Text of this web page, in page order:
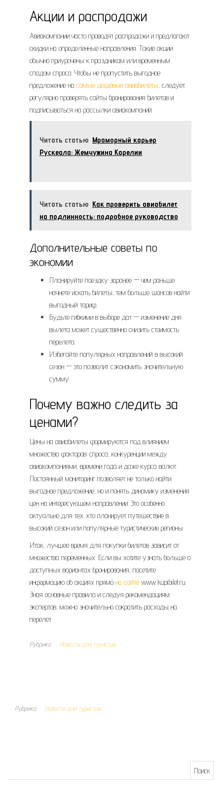
Акции и распродажи
Авиакомпании часто проводят распродажи и предлагают
скидки на определенные направления. Такие акции
обычно приурочены к праздникам или временным
спадом спроса. Чтобы не пропустить выгодное
предложение на самые дешёвые авиабилеты, следует
регулярно проверять сайты бронирования билетов и
подписываться на рассылки авиакомпаний.
Читать статью Мраморный карьер
Рускеала: Жемчужина Карелии
Читать статью Как проверить авиабилет
на подлинность: подробное руководство
Дополнительные советы по
экономии
Планируйте поездку заранее — чем раньше
начнете искать билеты, тем больше шансов найти
выгодный тариф.
Будьте гибкими в выборе дат — изменение дня
вылета может существенно снизить стоимость
перелета.
Избегайте популярных направлений в высокий
сезон — это позволит сэкономить значительную
сумму.
Почему важно следить за
ценами?
Цены на авиабилеты формируются под влиянием
множества факторов: спроса, конкуренции между
авиакомпаниями, времени года и даже курса валют.
Постоянный мониторинг позволяет не только найти
выгодное предложение, но и понять динамику изменения
цен на интересующем направлении. Это особенно
актуально для тех, кто планирует путешествие в
высокий сезон или популярные туристические регионы.
Итак, лучшее время для покупки билетов зависит от
множества переменных. Если вы хотите узнать больше о
доступных вариантах бронирования, посетите
информацию об акциях прямо на сайте www.kupibilet.ru.
Зная основные правила и следуя рекомендациям
экспертов, можно значительно сократить расходы на
перелет.
Рубрика Новости для туристов
Рубрика Новости для туристов